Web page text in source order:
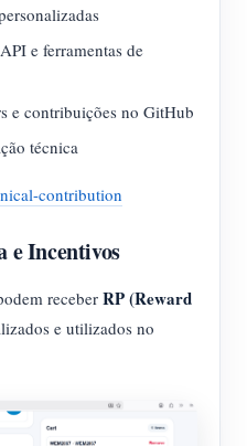
e ferramentas de
e contribuições no GitHub
técnica
contribution
e Incentivos
receberRP (Reward
e utilizados no